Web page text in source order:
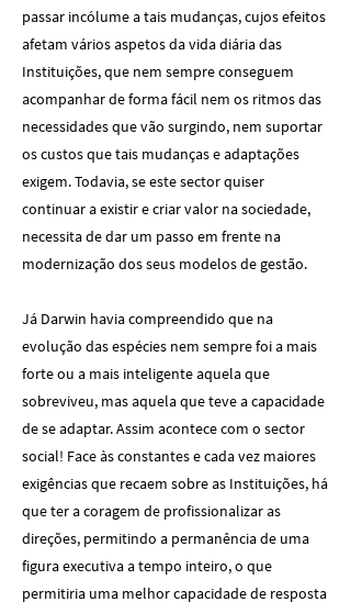
passar incólume a tais mudanças, cujos efeitos
afetam vários aspetos da vida diária das
Instituições, que nem sempre conseguem
acompanhar de forma fácil nem os ritmos das
necessidades que vão surgindo, nem suportar
os custos que tais mudanças e adaptações
exigem. Todavia, se este sector quiser
continuar a existir e criar valor na sociedade,
necessita de dar um passo em frente na
modernização dos seus modelos de gestão.
Já Darwin havia compreendido que na
evolução das espécies nem sempre foi a mais
forte ou a mais inteligente aquela que
sobreviveu, mas aquela que teve a capacidade
de se adaptar. Assim acontece com o sector
social! Face às constantes e cada vez maiores
exigências que recaem sobre as Instituições, há
que ter a coragem de profissionalizar as
direções, permitindo a permanência de uma
figura executiva a tempo inteiro, o que
permitiria uma melhor capacidade de resposta